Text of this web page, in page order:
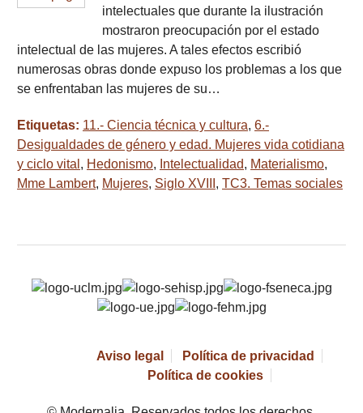
intelectuales que durante la ilustración
mostraron preocupación por el estado
intelectual de las mujeres. A tales efectos escribió
numerosas obras donde expuso los problemas a los que
se enfrentaban las mujeres de su…
Etiquetas: 11.- Ciencia técnica y cultura, 6.-
Desigualdades de género y edad. Mujeres vida cotidiana
y ciclo vital , Hedonismo, Intelectualidad, Materialismo,
Mme Lambert, Mujeres, Siglo XVIII , TC3. Temas sociales
Aviso legal
Política de privacidad
Política de cookies